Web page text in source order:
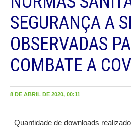
SEGURANÇA A
OBSERVADAS
COMBATE A
8 DE ABRIL DE 2020, 00:11
Quantidade de downloads